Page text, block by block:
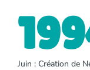
Juin : Création de